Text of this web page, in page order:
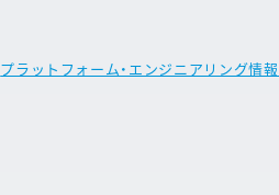
プラットフォーム・エンジニアリング情